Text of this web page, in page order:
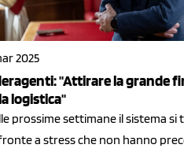
2025
"Attirare la grande
logistica"
prossime settimane il sistema si
a stress che non hanno